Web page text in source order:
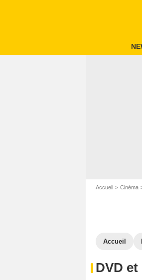
Accueil Cinéma
Accueil
DVD